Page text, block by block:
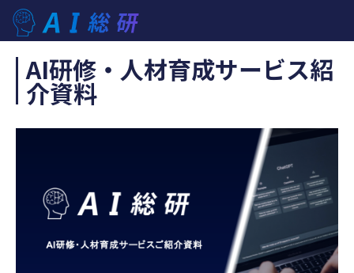
AI研修・人材育成サービス紹
介資料